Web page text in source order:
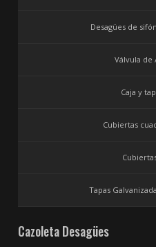
Desagües de
Válvula de
Caja y
Cubiertas
Tapas
Cazoleta Desagües